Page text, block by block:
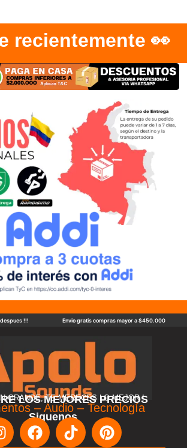
recientemente 👀
!!! Envio gratis compras mayor a $450.000
LOS MEJORES PRECIOS
GRANDE, TE MERECES LO MEJOR !
– Audio – Tecnología
Siguenos